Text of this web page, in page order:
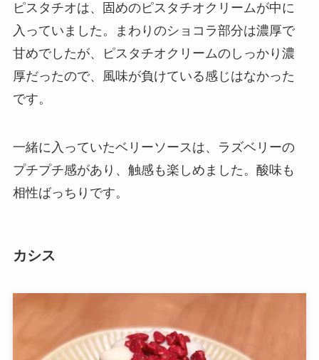
ピスタチオは、固めのピスタチオクリームが中に
入っていました。まわりのショコラ部分は濃厚で
甘めでしたが、ピスタチオクリームのしっかり濃
厚だったので、風味が負けている感じはなかった
です。
一緒に入っていたベリーソースは、ラズベリーの
プチプチ感があり、触感も楽しめました。酸味も
相性ばっちりです。
カシス